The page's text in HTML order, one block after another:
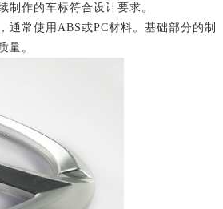
作的车标符合设计要求。
常使用ABS或PC材料。基础部分的制
量。